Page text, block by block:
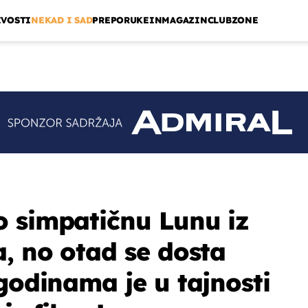
NEKAD I SADPREPORUKEINMAGAZINCLUBZONE
simpatičnu Lunu iz
no otad se dosta
je u tajnosti